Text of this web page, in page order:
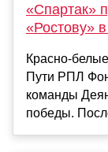
«Спартак»
«Ростову»
Красно-
Пути РПЛ
команды
победы.